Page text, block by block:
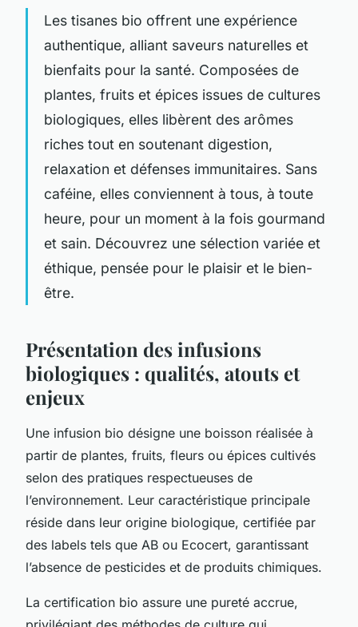
Les tisanes bio offrent une expérience
authentique, alliant saveurs naturelles et
bienfaits pour la santé. Composées de
plantes, fruits et épices issues de cultures
biologiques, elles libèrent des arômes
riches tout en soutenant digestion,
relaxation et défenses immunitaires. Sans
caféine, elles conviennent à tous, à toute
heure, pour un moment à la fois gourmand
et sain. Découvrez une sélection variée et
éthique, pensée pour le plaisir et le bien-
être.
Présentation des infusions
biologiques : qualités, atouts et
enjeux
Une infusion bio désigne une boisson réalisée à
partir de plantes, fruits, fleurs ou épices cultivés
selon des pratiques respectueuses de
l’environnement. Leur caractéristique principale
réside dans leur origine biologique, certifiée par
des labels tels que AB ou Ecocert, garantissant
l’absence de pesticides et de produits chimiques.
La certification bio assure une pureté accrue,